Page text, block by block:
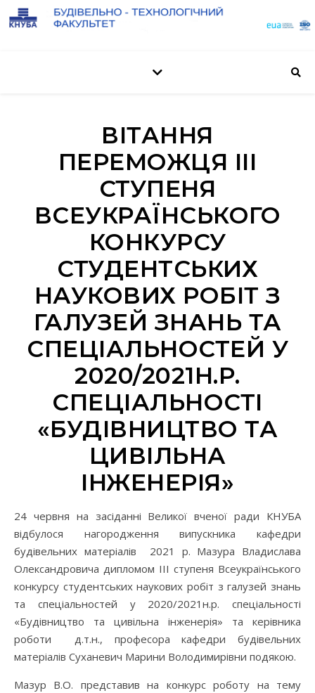
ВІТАННЯ
ПЕРЕМОЖЦЯ ІІІ
СТУПЕНЯ
ВСЕУКРАЇНСЬКОГО
КОНКУРСУ
СТУДЕНТСЬКИХ
НАУКОВИХ РОБІТ З
ГАЛУЗЕЙ ЗНАНЬ ТА
СПЕЦІАЛЬНОСТЕЙ У
2020/2021Н.Р.
СПЕЦІАЛЬНОСТІ
«БУДІВНИЦТВО ТА
ЦИВІЛЬНА
ІНЖЕНЕРІЯ»
24 червня на засіданні Великої вченої ради КНУБА
відбулося нагородження випускника кафедри
будівельних матеріалів 2021 р. Мазура Владислава
Олександровича дипломом ІІІ ступеня Всеукраїнського
конкурсу студентських наукових робіт з галузей знань
та спеціальностей у 2020/2021н.р. спеціальності
«Будівництво та цивільна інженерія» та керівника
роботи д.т.н., професора кафедри будівельних
матеріалів Суханевич Марини Володимирівни подякою.
Мазур В.О. представив на конкурс роботу на тему